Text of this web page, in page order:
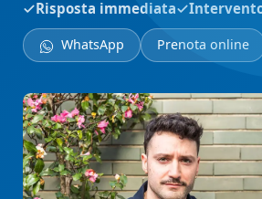
Risposta immediata
WhatsApp Prenota online